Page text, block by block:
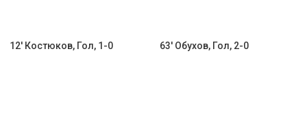
12' Костюков, Гол, 1-0 63' Обухов, Гол, 2-0